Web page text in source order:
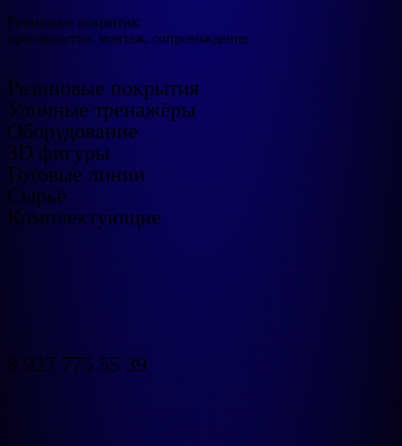
Резиновые покрытия:
производство, монтаж, сопровождение.
Резиновые покрытия
Уличные тренажёры
Оборудование
3D фигуры
Готовые линии
Сырьё
Комплектующие
8 927 775 55 39